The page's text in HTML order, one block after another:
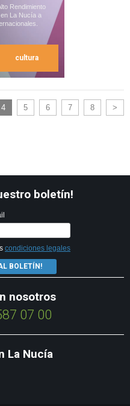
Rendimiento
La Nucía a
cultura
4 5 6 7 8 >
boletín!
condiciones legales
BOLETÍN!
nosotros
07 00
La Nucía